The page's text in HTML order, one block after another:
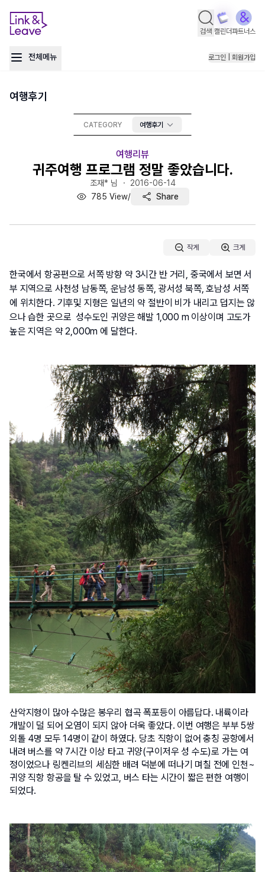
검색 캘린더파트너스
전체메뉴 로그인 | 회원가입
여행후기
CATEGORY 여행후기
여행리뷰
귀주여행 프로그램 정말 좋았습니다.
조재* 님 ・ 2016-06-14
785 View/ Share
작게 크게
한국에서 항공편으로 서쪽 방향 약 3시간 반 거리, 중국에서 보면 서
부 지역으로 사천성 남동쪽, 운남성 동쪽, 광서성 북쪽, 호남성 서쪽
에 위치한다. 기후및 지형은 일년의 약 절반이 비가 내리고 덥지는 않
으나 습한 곳으로  성수도인 귀양은 해발 1,000 m 이상이며 고도가
높은 지역은 약 2,000m 에 달한다.
산악지형이 많아 수많은 봉우리 협곡 폭포등이 아름답다. 내륙이라
개발이 덜 되어 오염이 되지 않아 더욱 좋았다. 이번 여행은 부부 5쌍
외톨 4명 모두 14명이 같이 하였다. 당초 직항이 없어 충칭 공항에서
내려 버스를 약 7시간 이상 타고 귀양(구이저우 성 수도)로 가는 여
정이었으나 링켄리브의 세심한 배려 덕분에 떠나기 며칠 전에 인천~
귀양 직항 항공을 탈 수 있었고, 버스 타는 시간이 짧은 편한 여행이
되었다.